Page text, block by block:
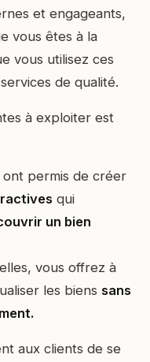
et engageants,
vous êtes à la
vous utilisez ces
de qualité.
à exploiter est
ont permis de créer
qui
un bien
vous offrez à
les biens sans
aux clients de se